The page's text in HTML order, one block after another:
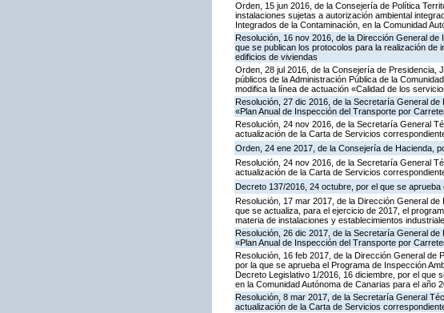
Orden, 15 jun 2016, de la Consejería de Política
instalaciones sujetas a autorización ambiental
Integrados de la Contaminación, en la Comunidad
Resolución, 16 nov 2016, de la Dirección General
que se publican los protocolos para la realización de
edificios de viviendas
Orden, 28 jul 2016, de la Consejería de Presidencia,
públicos de la Administración Pública de la
modifica la línea de actuación «Calidad de los
Resolución, 27 dic 2016, de la Secretaría General
«Plan Anual de Inspección del Transporte por
Resolución, 24 nov 2016, de la Secretaría General
actualización de la Carta de Servicios
Orden, 24 ene 2017, de la Consejería de Hacienda,
Resolución, 24 nov 2016, de la Secretaría General
actualización de la Carta de Servicios
Decreto 137/2016, 24 octubre, por el que se
Resolución, 17 mar 2017, de la Dirección General
que se actualiza, para el ejercicio de 2017, el
materia de instalaciones y establecimientos
Resolución, 26 dic 2017, de la Secretaría General
«Plan Anual de Inspección del Transporte por
Resolución, 16 feb 2017, de la Dirección General de
por la que se aprueba el Programa de Inspección
Decreto Legislativo 1/2016, 16 diciembre, por el que
en la Comunidad Autónoma de Canarias para el año
Resolución, 8 mar 2017, de la Secretaría General
actualización de la Carta de Servicios